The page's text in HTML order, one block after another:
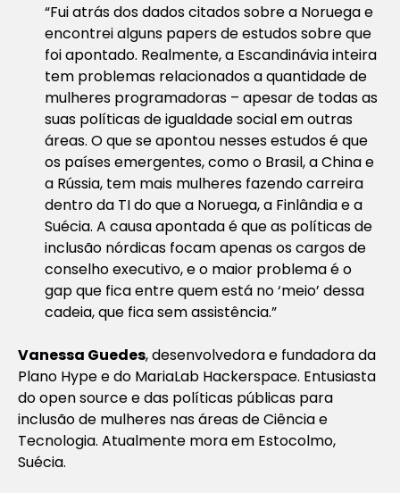
“Fui atrás dos dados citados sobre a Noruega e
encontrei alguns papers de estudos sobre que
foi apontado. Realmente, a Escandinávia inteira
tem problemas relacionados a quantidade de
mulheres programadoras – apesar de todas as
suas políticas de igualdade social em outras
áreas. O que se apontou nesses estudos é que
os países emergentes, como o Brasil, a China e
a Rússia, tem mais mulheres fazendo carreira
dentro da TI do que a Noruega, a Finlândia e a
Suécia. A causa apontada é que as políticas de
inclusão nórdicas focam apenas os cargos de
conselho executivo, e o maior problema é o
gap que fica entre quem está no ‘meio’ dessa
cadeia, que fica sem assistência.”
Vanessa Guedes, desenvolvedora e fundadora da
Plano Hype e do MariaLab Hackerspace. Entusiasta
do open source e das políticas públicas para
inclusão de mulheres nas áreas de Ciência e
Tecnologia. Atualmente mora em Estocolmo,
Suécia.